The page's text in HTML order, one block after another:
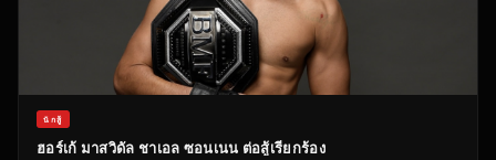
นักสู้
ฮอร์เก้ มาสวิดัล ชาเอล ซอนเนน ต่อสู้เรียกร้อง